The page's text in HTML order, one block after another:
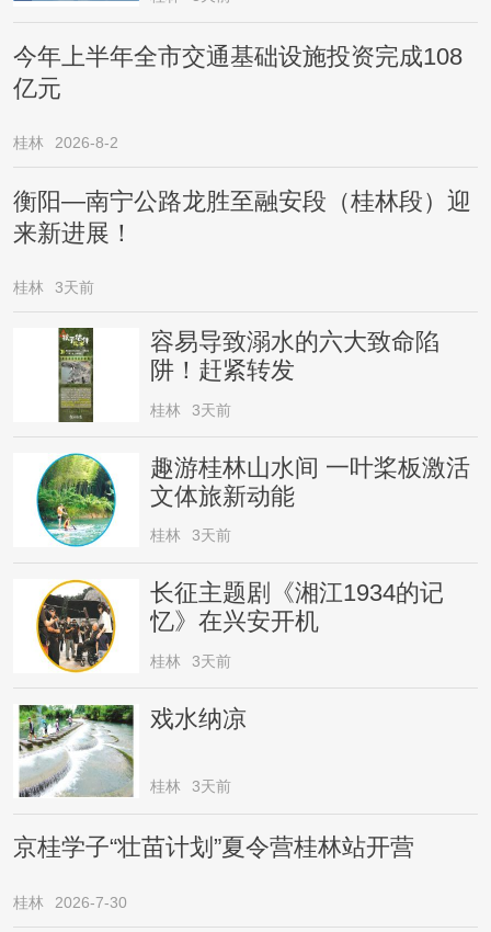
今年上半年全市交通基础设施投资完成108
亿元
桂林 2026-8-2
衡阳—南宁公路龙胜至融安段（桂林段）迎
来新进展！
桂林 3天前
容易导致溺水的六大致命陷
阱！赶紧转发
桂林 3天前
趣游桂林山水间 一叶桨板激活
文体旅新动能
桂林 3天前
长征主题剧《湘江1934的记
忆》在兴安开机
桂林 3天前
戏水纳凉
桂林 3天前
京桂学子“壮苗计划”夏令营桂林站开营
桂林 2026-7-30